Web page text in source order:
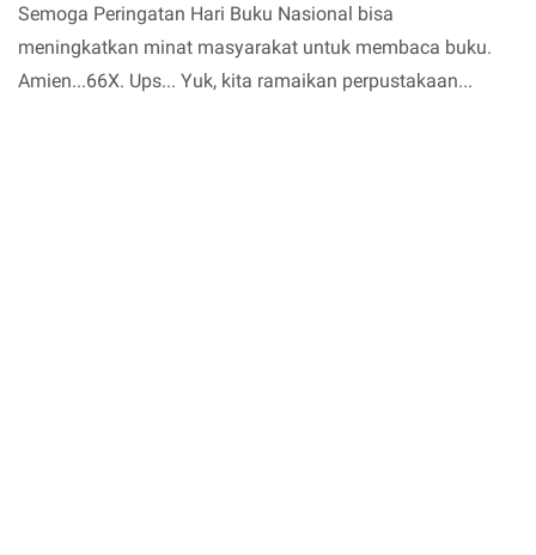
Semoga Peringatan Hari Buku Nasional bisa
meningkatkan minat masyarakat untuk membaca buku.
Amien...66X. Ups... Yuk, kita ramaikan perpustakaan...